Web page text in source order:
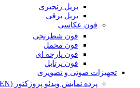
بریل زنجیری
بریل برقی
فون عکاسی
فون شطرنجی
فون مخمل
فون پارچه ای
فون پرتابل
تجهیزات صوتی و تصویری
پرده نمایش ویدئو پروژکتور (PROJECTION SCREEN)